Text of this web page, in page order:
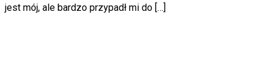
jest mój, ale bardzo przypadł mi do […]